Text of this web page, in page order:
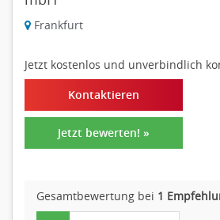
Frankfurt
Jetzt kostenlos und unverbindlich
Kontaktieren
Jetzt bewerten! »
Gesamtbewertung bei 1